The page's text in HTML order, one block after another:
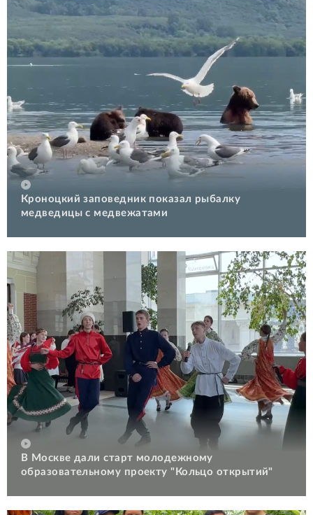
Кроноцкий заповедник показал рыбалку
медведицы с медвежатами
В Москве дали старт молодежному
образовательному проекту "Кольцо открытий"